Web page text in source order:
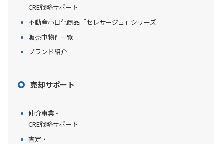
CRE戦略サポート
不動産小口化商品「セレサージュ」シリーズ
販売中物件一覧
ブランド紹介
売却サポート
仲介事業・
CRE戦略サポート
査定・